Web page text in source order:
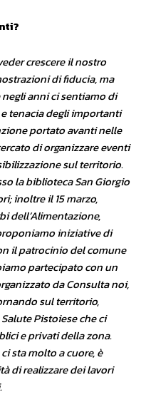
crescere il nostro
di fiducia, ma
anni ci sentiamo di
tenacia degli importanti
portato avanti nelle
di organizzare eventi
sul territorio.
la biblioteca San Giorgio
inoltre il 15 marzo,
dell’Alimentazione,
iniziative di
il patrocinio del comune
partecipato con un
da Consulta noi,
sul territorio,
Pistoiese che ci
e privati della zona.
sta molto a cuore, è
di realizzare dei lavori